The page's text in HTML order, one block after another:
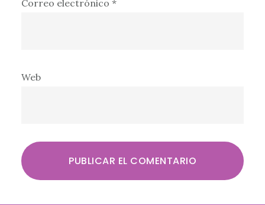
Correo electrónico *
Web